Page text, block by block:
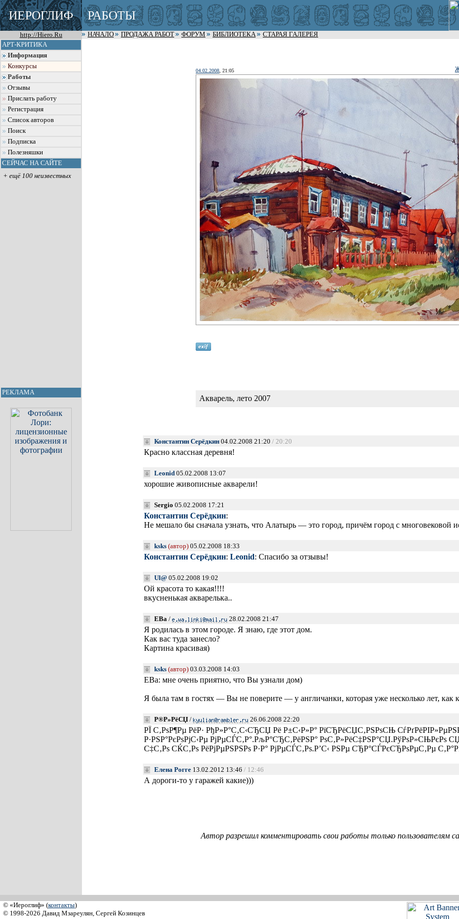
ИЕРОГЛИФ РАБОТЫ
http://Hiero.Ru НАЧАЛО ПРОДАЖА РАБОТ ФОРУМ БИБЛИОТЕКА
СТАРАЯ ГАЛЕРЕЯ
АРТ-КРИТИКА
Информация
Конкурсы
Работы
Отзывы
Прислать работу
Регистрация
Список авторов
Поиск
Подписка
Полезняшки
СЕЙЧАС НА САЙТЕ
+ ещё 100 неизвестных
РЕКЛАМА
04.02.2008 , 21:05
Акварель, лето 2007
Константин Серёдкин04.02.2008 21:20 / 20:20
Красно классная деревня!
Leonid05.02.2008 13:07
хорошие живописные акварели!
Sergio 05.02.2008 17:21
Константин Серёдкин:
Не мешало бы сначала узнать, что Алатырь — это город, причём город с многовековой
ksks (автор)05.02.2008 18:33
Константин Серёдкин: Leonid: Спасибо за отзывы!
Ul@05.02.2008 19:02
Ой красота то какая!!!!
вкусненькая акварелька..
ЕВа/ 28.02.2008 21:47
Я родилась в этом городе. Я знаю, где этот дом.
Как вас туда занесло?
Картина красивая)
ksks (автор)03.03.2008 14:03
ЕВа: мне очень приятно, что Вы узнали дом)
Я была там в гостях — Вы не поверите — у англичанки, которая уже несколько лет, как
Р®Р»РёСЏ/ 26.06.2008 22:20
РЇ С‚РѕР¶Рµ РёР· РђР»Р°С‚С‹СЂСЏ Рё Р±С‹Р»Р° РїСЂРёСЏС‚РЅРѕСЊ
Р·РЅР°РєРѕРјС‹Рµ РјРµСЃС‚Р°.РљР°СЂС‚РёРЅР° РѕС‚Р»РёС‡РЅР°СЏ.РўРѕР»СЊРєРѕ
С‡С‚Рѕ СЌС‚Рѕ РёРјРµРЅРЅРѕ Р·Р° РјРµСЃС‚Рѕ.Р’С‹ РЅРµ СЂР°СЃРєСЂРѕРµС‚Рµ
Елена Рогге13.02.2012 13:46 / 12:46
А дороги-то у гаражей какие)))
Автор разрешил комментировать свои работы только пользователям
© «Иероглиф» (контакты)
© 1998-2026 Давид Мзареулян, Сергей Козинцев